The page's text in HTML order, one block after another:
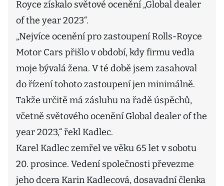
Royce získalo světové ocenění „Global dealer
of the year 2023“.
„Nejvíce ocenění pro zastoupení Rolls-Royce
Motor Cars přišlo v období, kdy firmu vedla
moje bývalá žena. V té době jsem zasahoval
do řízení tohoto zastoupení jen minimálně.
Takže určitě má zásluhu na řadě úspěchů,
včetně světového ocenění Global dealer of the
year 2023,“ řekl Kadlec.
Karel Kadlec zemřel ve věku 65 let v sobotu
20. prosince. Vedení společnosti převezme
jeho dcera Karin Kadlecová, dosavadní členka